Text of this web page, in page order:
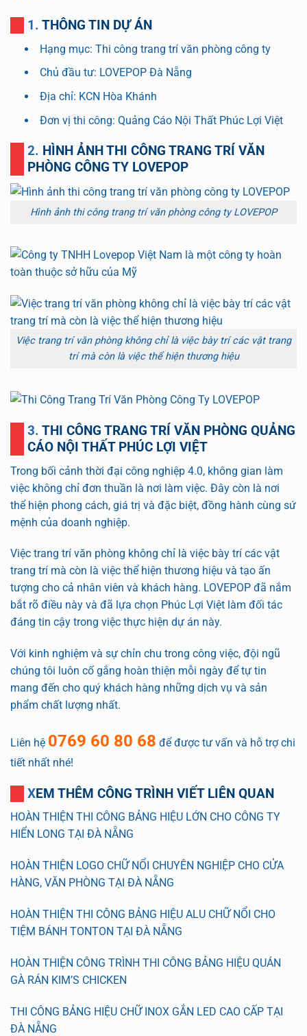
1. THÔNG TIN DỰ ÁN
Hạng mục: Thi công trang trí văn phòng công ty
Chủ đầu tư: LOVEPOP Đà Nẵng
Địa chỉ: KCN Hòa Khánh
Đơn vị thi công: Quảng Cáo Nội Thất Phúc Lợi Việt
2. HÌNH ẢNH THI CÔNG TRANG TRÍ VĂN
PHÒNG CÔNG TY LOVEPOP
Hình ảnh thi công trang trí văn phòng công ty LOVEPOP
Việc trang trí văn phòng không chỉ là việc bày trí các vật trang
trí mà còn là việc thể hiện thương hiệu
3. THI CÔNG TRANG TRÍ VĂN PHÒNG QUẢNG
CÁO NỘI THẤT PHÚC LỢI VIỆT
Trong bối cảnh thời đại công nghiệp 4.0, không gian làm
việc không chỉ đơn thuần là nơi làm việc. Đây còn là nơi
thể hiện phong cách, giá trị và đặc biệt, đồng hành cùng sứ
mệnh của doanh nghiệp.
Việc trang trí văn phòng không chỉ là việc bày trí các vật
trang trí mà còn là việc thể hiện thương hiệu và tạo ấn
tượng cho cả nhân viên và khách hàng. LOVEPOP đã nắm
bắt rõ điều này và đã lựa chọn Phúc Lợi Việt làm đối tác
đáng tin cậy trong việc thực hiện dự án này.
Với kinh nghiệm và sự chỉn chu trong công việc, đội ngũ
chúng tôi luôn cố gắng hoàn thiện mỗi ngày để tự tin
mang đến cho quý khách hàng những dịch vụ và sản
phẩm chất lượng nhất.
Liên hệ 0769 60 80 68 để được tư vấn và hỗ trợ chi
tiết nhất nhé!
XEM THÊM CÔNG TRÌNH VIẾT LIÊN QUAN
HOÀN THIỆN THI CÔNG BẢNG HIỆU LỚN CHO CÔNG TY
HIỂN LONG TẠI ĐÀ NẴNG
HOÀN THIỆN LOGO CHỮ NỔI CHUYÊN NGHIỆP CHO CỬA
HÀNG, VĂN PHÒNG TẠI ĐÀ NẴNG
HOÀN THIỆN THI CÔNG BẢNG HIỆU ALU CHỮ NỔI CHO
TIỆM BÁNH TONTON TẠI ĐÀ NẴNG
HOÀN THIỆN CÔNG TRÌNH THI CÔNG BẢNG HIỆU QUÁN
GÀ RÁN KIM’S CHICKEN
THI CÔNG BẢNG HIỆU CHỮ INOX GẮN LED CAO CẤP TẠI
ĐÀ NẴNG